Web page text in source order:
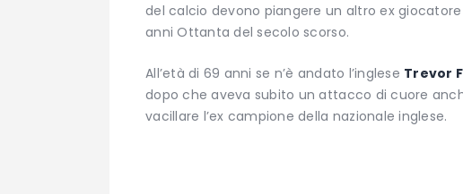
del calcio devono piangere un altro ex
anni Ottanta del secolo scorso.
All’età di 69 anni se n’è andato l’inglese Trevor
dopo che aveva subito un attacco di cuore
vacillare l’ex campione della nazionale inglese.